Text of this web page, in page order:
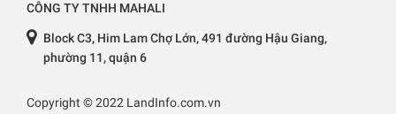
CÔNG TY TNHH MAHALI
Block C3, Him Lam Chợ Lớn, 491 đường Hậu Giang,
phường 11, quận 6
Copyright © 2022 LandInfo.com.vn